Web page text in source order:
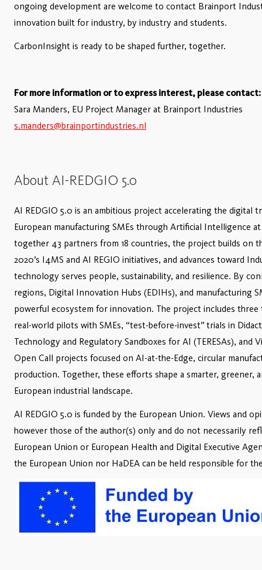
ongoing development are welcome to contact Brainport
innovation built for industry, by industry and students.
CarbonInsight is ready to be shaped further, together.
For more information or to express interest, please contact:
Sara Manders, EU Project Manager at Brainport Industries
s.manders@brainportindustries.nl
About AI-REDGIO 5.0
AI REDGIO 5.0 is an ambitious project accelerating the digital
European manufacturing SMEs through Artificial Intelligence
together 43 partners from 18 countries, the project builds on
2020’s I4MS and AI REGIO initiatives, and advances toward
technology serves people, sustainability, and resilience. By
regions, Digital Innovation Hubs (EDIHs), and manufacturing
powerful ecosystem for innovation. The project includes
real-world pilots with SMEs, “test-before-invest” trials in
Technology and Regulatory Sandboxes for AI (TERESAs), and
Open Call projects focused on AI-at-the-Edge, circular
production. Together, these efforts shape a smarter, greener,
European industrial landscape.
AI REDGIO 5.0 is funded by the European Union. Views and
however those of the author(s) only and do not necessarily
European Union or European Health and Digital Executive
the European Union nor HaDEA can be held responsible for